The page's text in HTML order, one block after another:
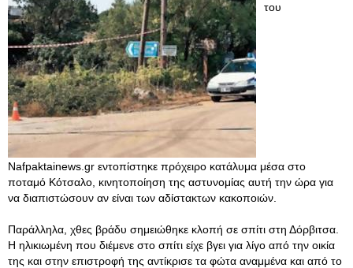
του
Nafpaktainews.gr εντοπίστηκε πρόχειρο κατάλυμα μέσα στο
ποταμό Κότσαλο, κινητοποίηση της αστυνομίας αυτή την ώρα για
να διαπιστώσουν αν είναι των αδίστακτων κακοποιών.
Παράλληλα, χθες βράδυ σημειώθηκε κλοπή σε σπίτι στη Δόρβιτσα.
Η ηλικιωμένη που διέμενε στο σπίτι είχε βγει για λίγο από την οικία
της και στην επιστροφή της αντίκρισε τα φώτα αναμμένα και από το